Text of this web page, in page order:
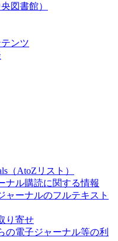
図書館）
ンツ
（AtoZリスト）
ナル購読に関する情報
ャーナルのフルテキスト
り寄せ
の電子ジャーナル等の利